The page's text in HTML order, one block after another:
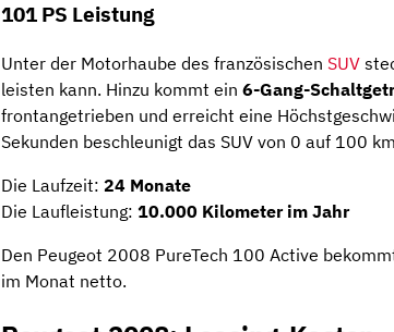
101 PS Leistung
Unter der Motorhaube des französischen SUV
leisten kann. Hinzu kommt ein 6-Gang-
frontangetrieben und erreicht eine
Sekunden beschleunigt das SUV von 0 auf 100
Die Laufzeit: 24 Monate
Die Laufleistung: 10.000 Kilometer im Jahr
Den Peugeot 2008 PureTech 100 Active
im Monat netto.